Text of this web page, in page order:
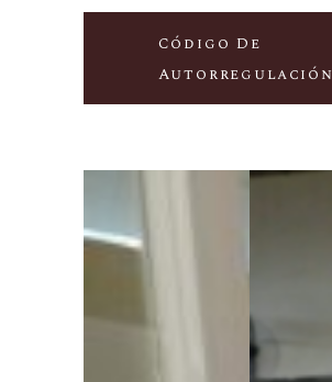
Código De
Autorregulación